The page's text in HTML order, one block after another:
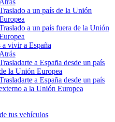
Atrás
a un país de la Unión
a un país fuera de la Unión
a vivir a España
Atrás
a España desde un país
la Unión Europea
a España desde un país
a la Unión Europea
tus vehículos